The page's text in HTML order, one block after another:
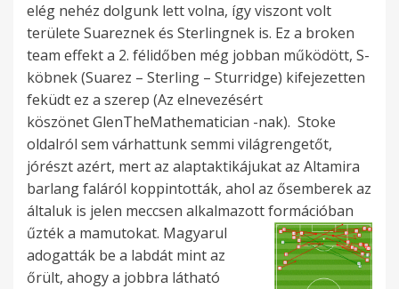
elég nehéz dolgunk lett volna, így viszont volt
területe Suareznek és Sterlingnek is. Ez a broken
team effekt a 2. félidőben még jobban működött, S-
köbnek (Suarez – Sterling – Sturridge) kifejezetten
feküdt ez a szerep (Az elnevezésért
köszönet GlenTheMathematician -nak). Stoke
oldalról sem várhattunk semmi világrengetőt,
jórészt azért, mert az alaptaktikájukat az Altamira
barlang faláról koppintották, ahol az ősemberek az
általuk is jelen meccsen alkalmazottformációban
űzték a mamutokat. Magyarul
adogatták be a labdát mint az
őrült, ahogy a jobbra látható